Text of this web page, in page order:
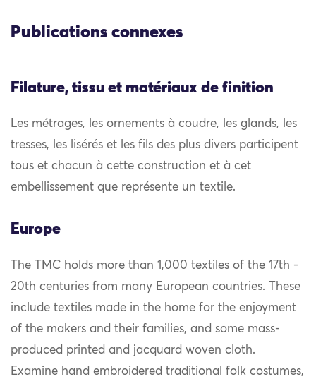
Publications connexes
Filature, tissu et matériaux de finition
Les métrages, les ornements à coudre, les glands, les
tresses, les lisérés et les fils des plus divers participent
tous et chacun à cette construction et à cet
embellissement que représente un textile.
Europe
The TMC holds more than 1,000 textiles of the 17th -
20th centuries from many European countries. These
include textiles made in the home for the enjoyment
of the makers and their families, and some mass-
produced printed and jacquard woven cloth.
Examine hand embroidered traditional folk costumes,